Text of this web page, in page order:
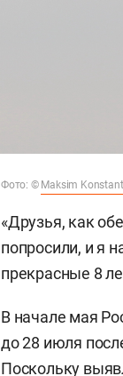
Фото: © Maksim
«Друзья, как
попросили, и я
прекрасные 8
В начале мая
до 28 июля
Поскольку